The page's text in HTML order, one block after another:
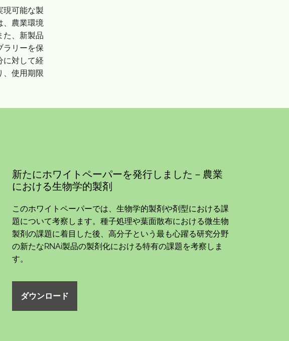
現可能な製
、農業環境
た、新製品
ラリーを保
に対して経
、使用期限
新たにホワイトペーパーを発行しました－農業
における生物学的製剤
このホワイトペーパーでは、生物学的製剤や剤型における課
題について考察します。種子処理や葉面散布における微生物
製剤の課題に着目した後、高分子という最も心躍る研究分野
の新たなRNAi製品の製剤化における特有の課題を考察しま
す。
ダウンロード